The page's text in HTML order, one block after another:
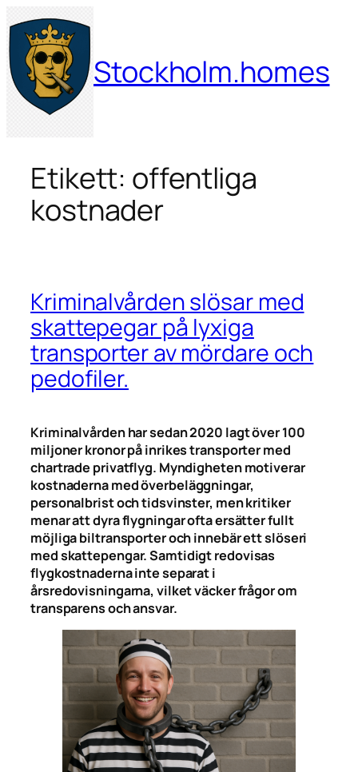
Hoppa
till
innehåll
Stockholm.homes
Etikett: offentliga
kostnader
Kriminalvården slösar med
skattepegar på lyxiga
transporter av mördare och
pedofiler.
Kriminalvården har sedan 2020 lagt över 100
miljoner kronor på inrikes transporter med
chartrade privatflyg. Myndigheten motiverar
kostnaderna med överbeläggningar,
personalbrist och tidsvinster, men kritiker
menar att dyra flygningar ofta ersätter fullt
möjliga biltransporter och innebär ett slöseri
med skattepengar. Samtidigt redovisas
flygkostnaderna inte separat i
årsredovisningarna, vilket väcker frågor om
transparens och ansvar.